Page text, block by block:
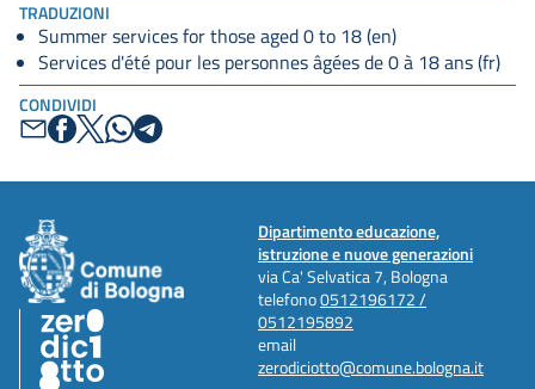
TRADUZIONI
Summer services for those aged 0 to 18 (en)
Services d'été pour les personnes âgées de 0 à 18 ans (fr)
CONDIVIDI
Dipartimento educazione,
istruzione e nuove generazioni
via Ca' Selvatica 7, Bologna
telefono0512196172 /
0512195892
email
zerodiciotto@comune.bologna.it